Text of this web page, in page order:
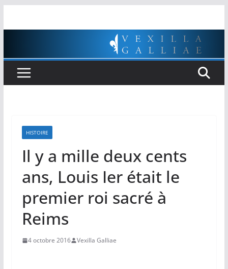
HISTOIRE
Il y a mille deux cents
ans, Louis Ier était le
premier roi sacré à
Reims
4 octobre 2016 Vexilla Galliae